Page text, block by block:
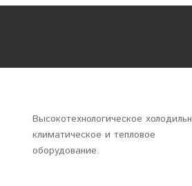
Высокотехнологическое
климатическое и тепловое
оборудование.